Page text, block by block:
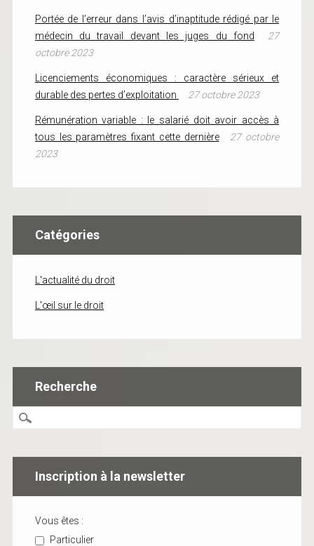
Portée de l’erreur dans l’avis d’inaptitude rédigé par le
médecin du travail devant les juges du fond
27
octobre 2023
Licenciements économiques : caractère sérieux et
durable des pertes d’exploitation
27 octobre 2023
Rémunération variable : le salarié doit avoir accès à
tous les paramètres fixant cette dernière
27 octobre
2023
Catégories
L'actualité du droit
L'œil sur le droit
Recherche
Inscription à la newsletter
Vous êtes :
Particulier